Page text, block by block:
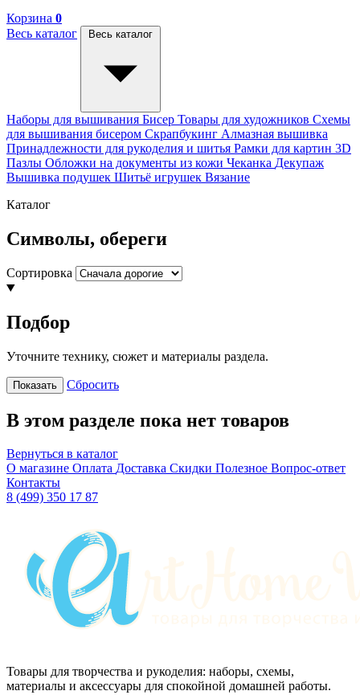
Корзина 0
Весь каталог
Весь каталог
Наборы для вышивания Бисер Товары для художников Схемы
для вышивания бисером Скрапбукинг Алмазная вышивка
Принадлежности для рукоделия и шитья Рамки для картин 3D
Пазлы Обложки на документы из кожи Чеканка Декупаж
Вышивка подушек Шитьё игрушек Вязание
Каталог
Символы, обереги
Сортировка
Подбор
Уточните технику, сюжет и материалы раздела.
Показать Сбросить
В этом разделе пока нет товаров
Вернуться в каталог
О магазине Оплата Доставка Скидки Полезное Вопрос-ответ
Контакты
8 (499) 350 17 87
Товары для творчества и рукоделия: наборы, схемы,
материалы и аксессуары для спокойной домашней работы.